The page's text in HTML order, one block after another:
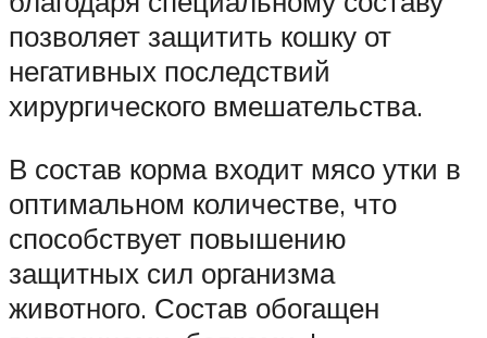
позволяет защитить кошку от
негативных последствий
хирургического вмешательства.
В состав корма входит мясо утки в
оптимальном количестве, что
способствует повышению
защитных сил организма
животного. Состав обогащен